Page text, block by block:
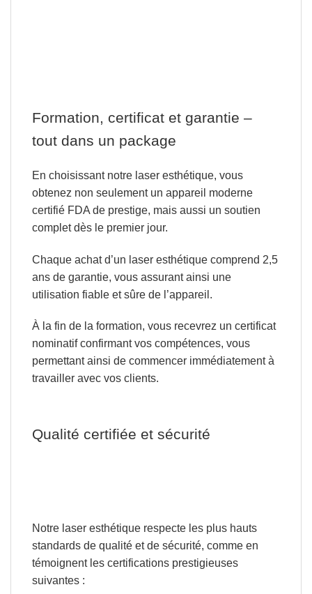
Formation, certificat et garantie –
tout dans un package
En choisissant notre laser esthétique, vous
obtenez non seulement un appareil moderne
certifié FDA de prestige, mais aussi un soutien
complet dès le premier jour.
Chaque achat d’un laser esthétique comprend 2,5
ans de garantie, vous assurant ainsi une
utilisation fiable et sûre de l’appareil.
À la fin de la formation, vous recevrez un certificat
nominatif confirmant vos compétences, vous
permettant ainsi de commencer immédiatement à
travailler avec vos clients.
Qualité certifiée et sécurité
Notre laser esthétique respecte les plus hauts
standards de qualité et de sécurité, comme en
témoignent les certifications prestigieuses
suivantes :